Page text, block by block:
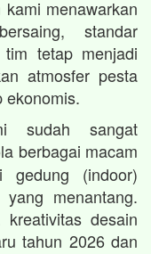
menawarkan
standar
tim tetap menjadi
atmosfer pesta
ekonomis.
sudah sangat
berbagai macam
(indoor)
menantang.
desain
tahun 2026 dan